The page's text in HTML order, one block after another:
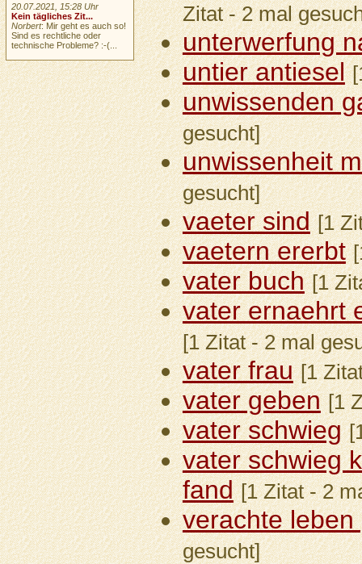
Zitat - 2 mal
unterwerfung
untier antiesel
unwissenden
gesucht]
unwissenheit
gesucht]
vaeter sind [1
vaetern ererbt
vater buch [1
vater ernaehrt
[1 Zitat - 2 mal
vater frau [1
vater geben [1
vater schwieg
vater schwieg
fand [1 Zitat - 2
verachte leben
gesucht]
20.07.2021, 15:28 Uhr
Kein tägliches Zit...
Norbert: Mir geht es auch so!
Sind es rechtliche oder
technische Probleme? :-(...